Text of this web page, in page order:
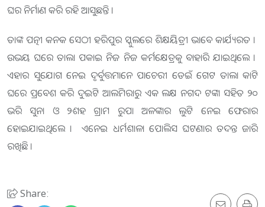
ଘର ନିର୍ମାଣ କରି ରହି ଆସୁଛନ୍ତି ।
ତାଙ୍କ ପତ୍ନୀ କନକ ସେଠୀ ହରିପୁର ସ୍କୁଲରେ ଶିକ୍ଷୟିତ୍ରୀ ଭାବେ କାର୍ଯ୍ୟରତ ।
ଉଭୟ ଘରେ ତାଲା ପକାଇ ନିଜ ନିଜ କର୍ମକ୍ଷେତ୍ରକୁ ବାହାରି ଯାଇଥିଲେ ।
ଏହାର ସୁଯୋଗ ନେଇ ଦୃର୍ବୁତ୍ତମାନେ ପାଚେରୀ ଡେଇଁ ଗେଟ ତାଲା କାଟି
ଘରେ ପ୍ରବେଶ କରି ଦୁଇଟି ଆଲମିରାରୁ ଏକ ଲକ୍ଷ ନଗଦ ଟଙ୍କା ସହିତ ୨୦
ଭରି ସୁନା ଓ ୨ଶହ ଗ୍ରାମ ରୁପା ଅଳଙ୍କାର ଲୁଟି ନେଇ ଫେରାର
ହୋଇଯାଇଥିଲେ । ଏନେଇ ଧର୍ମଶାଳା ପୋଲିସ ଘଟଣାର ତଦନ୍ତ ଜାରି
ରଖିଛି ।
Share: